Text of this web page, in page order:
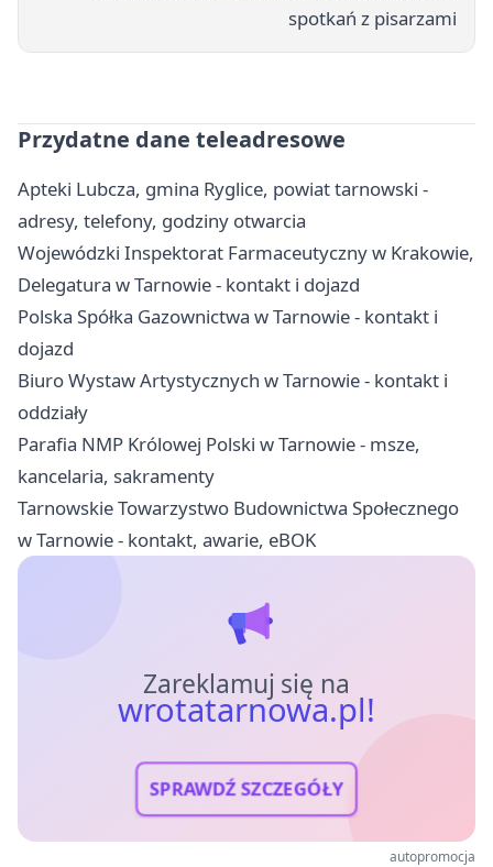
spotkań z pisarzami
Przydatne dane teleadresowe
Apteki Lubcza, gmina Ryglice, powiat tarnowski -
adresy, telefony, godziny otwarcia
Wojewódzki Inspektorat Farmaceutyczny w Krakowie,
Delegatura w Tarnowie - kontakt i dojazd
Polska Spółka Gazownictwa w Tarnowie - kontakt i
dojazd
Biuro Wystaw Artystycznych w Tarnowie - kontakt i
oddziały
Parafia NMP Królowej Polski w Tarnowie - msze,
kancelaria, sakramenty
Tarnowskie Towarzystwo Budownictwa Społecznego
w Tarnowie - kontakt, awarie, eBOK
Zareklamuj się na
wrotatarnowa.pl!
SPRAWDŹ SZCZEGÓŁY
autopromocja